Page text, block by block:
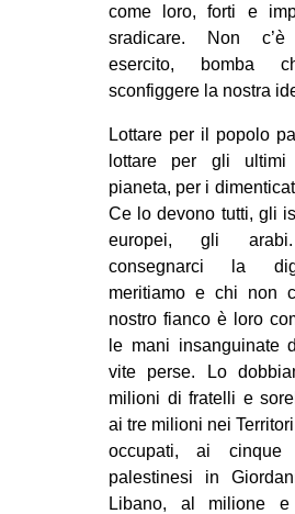
come loro, forti e
sradicare. Non c’è
esercito, bomba
sconfiggere la nostra
Lottare per il popolo
lottare per gli
pianeta, per i
Ce lo devono tutti, gli
europei, gli
consegnarci la
meritiamo e chi non
nostro fianco è loro
le mani insanguinate
vite perse. Lo
milioni di fratelli e
ai tre milioni nei
occupati, ai
palestinesi in
Libano, al milione